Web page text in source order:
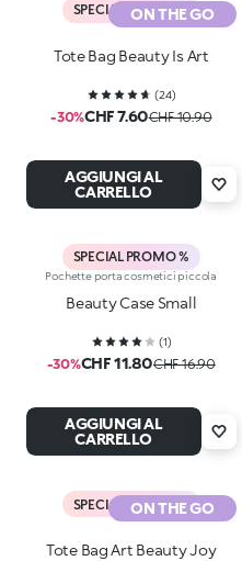
ON THE GO
SPECIAL PROMO %
Tote Bag Beauty Is Art
(24)
-30%CHF 7.60CHF 10.90
AGGIUNGI AL
CARRELLO
SPECIAL PROMO %
Pochette porta cosmetici piccola
Beauty Case Small
(1)
-30%CHF 11.80CHF 16.90
AGGIUNGI AL
CARRELLO
ON THE GO
SPECIAL PROMO %
Tote Bag Art Beauty Joy